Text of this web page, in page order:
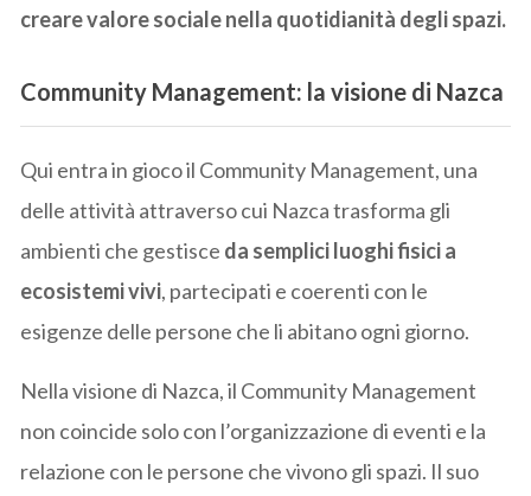
creare valore sociale nella quotidianità degli spazi.
Community Management: la visione di Nazca
Qui entra in gioco il Community Management, una
delle attività attraverso cui Nazca trasforma gli
ambienti che gestisce da semplici luoghi fisici a
ecosistemi vivi, partecipati e coerenti con le
esigenze delle persone che li abitano ogni giorno.
Nella visione di Nazca, il Community Management
non coincide solo con l’organizzazione di eventi e la
relazione con le persone che vivono gli spazi. Il suo